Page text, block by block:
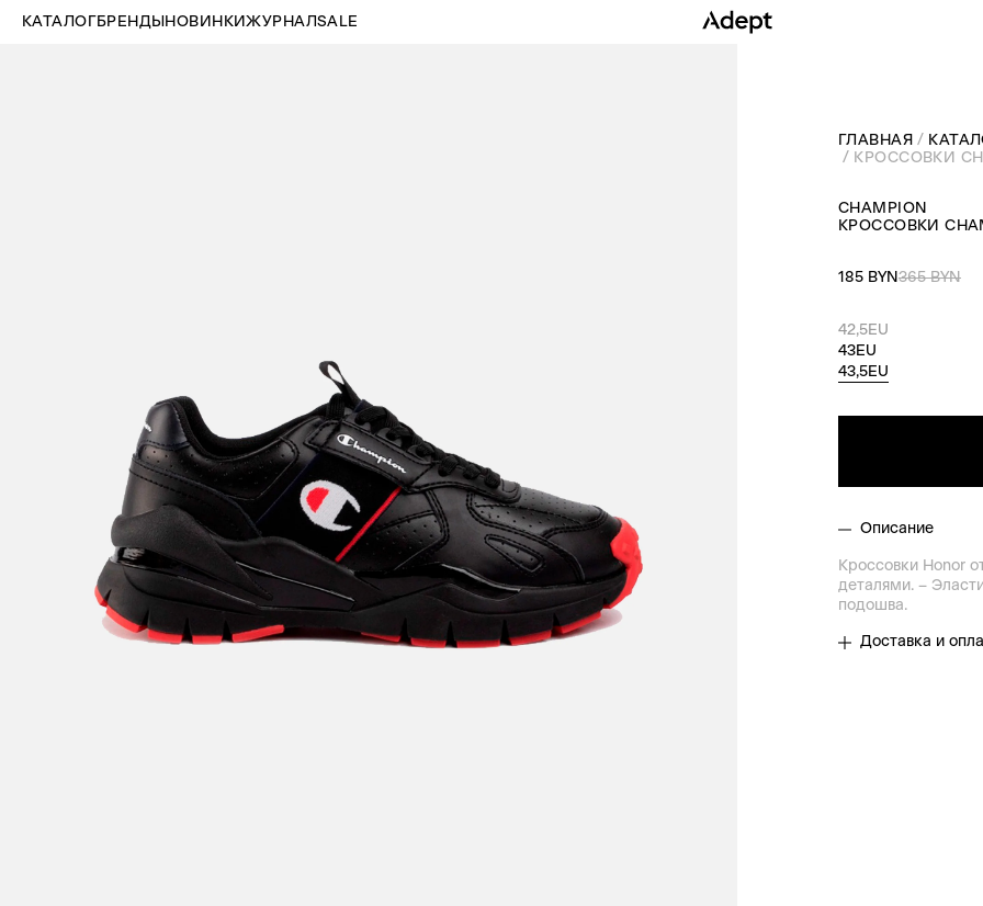
КАТАЛОГ БРЕНДЫ НОВИНКИЖУРНАЛSALE
ГЛАВНАЯ
КРОССОВКИ
CHAMPION
КРОССОВКИ
185 BYN 365 BYN
42,5EU
43EU
43,5EU
Описание
Кроссовки Honor
деталями. –
подошва.
Доставка и